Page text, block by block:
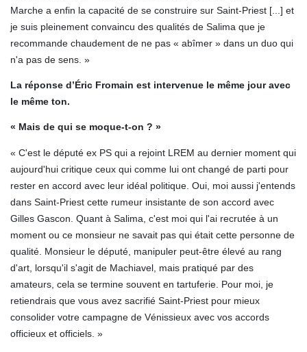
Marche a enfin la capacité de se construire sur Saint-Priest [...] et
je suis pleinement convaincu des qualités de Salima que je
recommande chaudement de ne pas « abîmer » dans un duo qui
n'a pas de sens. »
La réponse d’Éric Fromain est intervenue le même jour avec
le même ton.
« Mais de qui se moque-t-on ? »
« C'est le député ex PS qui a rejoint LREM au dernier moment qui
aujourd'hui critique ceux qui comme lui ont changé de parti pour
rester en accord avec leur idéal politique. Oui, moi aussi j'entends
dans Saint-Priest cette rumeur insistante de son accord avec
Gilles Gascon. Quant à Salima, c'est moi qui l'ai recrutée à un
moment ou ce monsieur ne savait pas qui était cette personne de
qualité. Monsieur le député, manipuler peut-être élevé au rang
d'art, lorsqu'il s'agit de Machiavel, mais pratiqué par des
amateurs, cela se termine souvent en tartuferie. Pour moi, je
retiendrais que vous avez sacrifié Saint-Priest pour mieux
consolider votre campagne de Vénissieux avec vos accords
officieux et officiels. »